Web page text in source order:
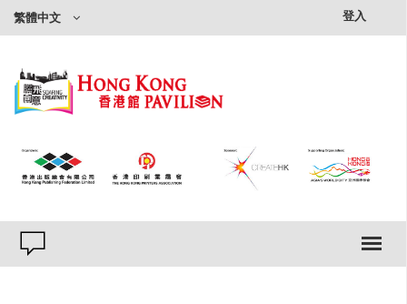
繁體中文 登入×